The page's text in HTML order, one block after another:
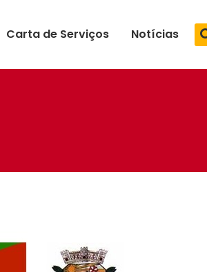
Carta de Serviços Notícias